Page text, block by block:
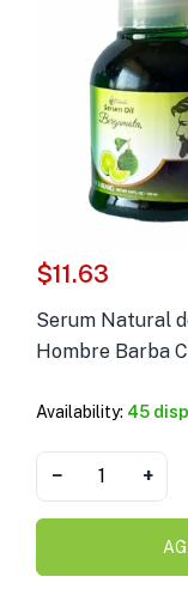
Populares )
y Suplementos )
$11.63
Serum Natural
Hombre Barba
Availability: 45
− +